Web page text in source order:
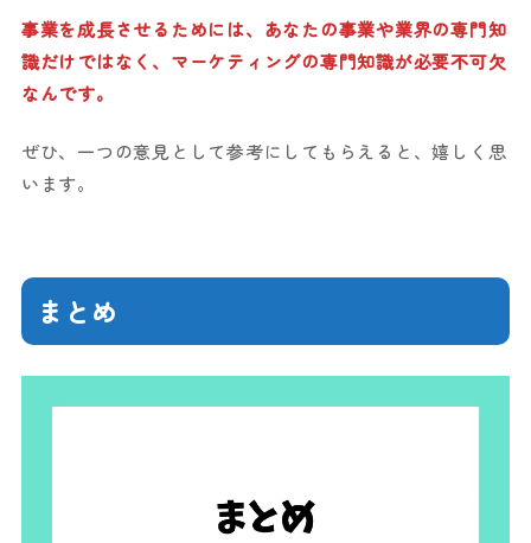
事業を成長させるためには、あなたの事業や業界の専門知
識だけではなく、マーケティングの専門知識が必要不可欠
なんです。
ぜひ、一つの意見として参考にしてもらえると、嬉しく思
います。
まとめ